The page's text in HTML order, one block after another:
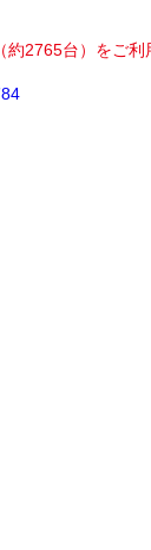
2765台）をご利